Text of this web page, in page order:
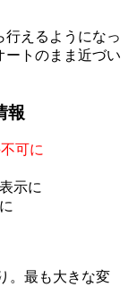
行えるようになっ
ートのまま近づい
報
可に
示に
。最も大きな変